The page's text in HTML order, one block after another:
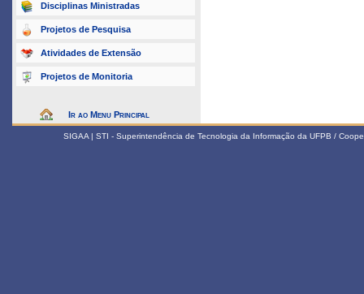
Disciplinas Ministradas
Projetos de Pesquisa
Atividades de Extensão
Projetos de Monitoria
Ir ao Menu Principal
SIGAA | STI - Superintendência de Tecnologia da Informação da UFPB /